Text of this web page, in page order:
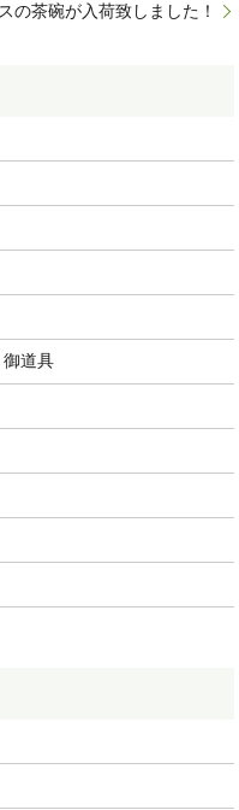
の茶碗が入荷致しました！
道具